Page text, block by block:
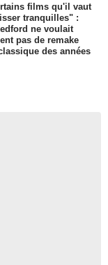
films qu'il vaut
tranquilles" :
ne voulait
pas de remake
des années